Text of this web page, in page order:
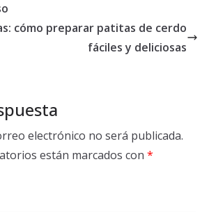
cómo preparar patitas de cerdo
fáciles y deliciosas
electrónico no será publicada.
están marcados con *